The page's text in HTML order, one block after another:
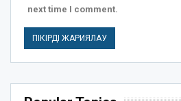
next time I comment.